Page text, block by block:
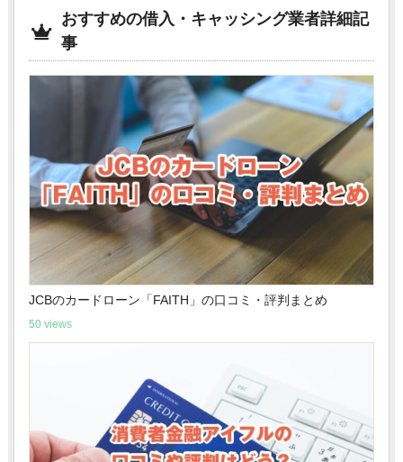
おすすめの借入・キャッシング業者詳細記
事
JCBのカードローン「FAITH」の口コミ・評判まとめ
50 views